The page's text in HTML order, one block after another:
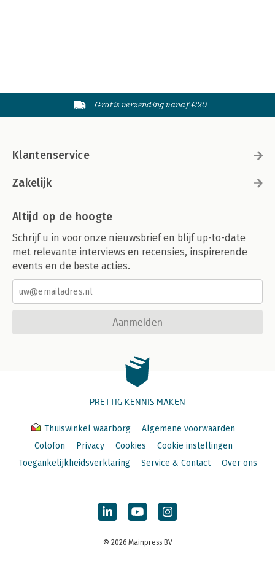
Gratis verzending vanaf €20
Klantenservice
Zakelijk
Altijd op de hoogte
Schrijf u in voor onze nieuwsbrief en blijf up-to-date
met relevante interviews en recensies, inspirerende
events en de beste acties.
Aanmelden
PRETTIG KENNIS MAKEN
Thuiswinkel waarborg
Algemene voorwaarden
Colofon
Privacy Cookies
Cookie instellingen
Toegankelijkheidsverklaring
Service & Contact Over ons
© 2026 Mainpress BV